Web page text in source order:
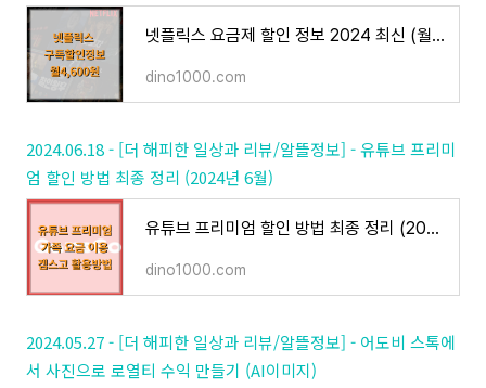
넷플릭스 요금제 할인 정보 2024 최신 (월 4600원대)
dino1000.com
2024.06.18 - [더 해피한 일상과 리뷰/알뜰정보] - 유튜브 프리미
엄 할인 방법 최종 정리 (2024년 6월)
유튜브 프리미엄 할인 방법 최종 정리 (2024년 6월)
dino1000.com
2024.05.27 - [더 해피한 일상과 리뷰/알뜰정보] - 어도비 스톡에
서 사진으로 로열티 수익 만들기 (AI이미지)